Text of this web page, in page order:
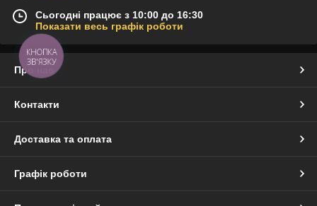
Сьогодні працює з 10:00 до 16:30
Показати весь графік роботи
Про нас
Контакти
Доставка та оплата
Графік роботи
КНОПКА
ЗВ'ЯЗКУ